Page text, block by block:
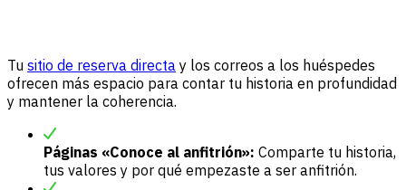
Tu sitio de reserva directa y los correos a los huéspedes
ofrecen más espacio para contar tu historia en profundidad
y mantener la coherencia.
Páginas «Conoce al anfitrión»: Comparte tu historia,
tus valores y por qué empezaste a ser anfitrión.